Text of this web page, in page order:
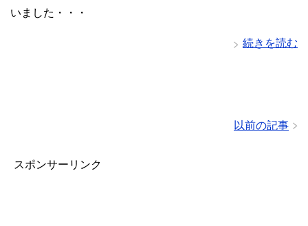
いました・・・
続きを読む
以前の記事
スポンサーリンク